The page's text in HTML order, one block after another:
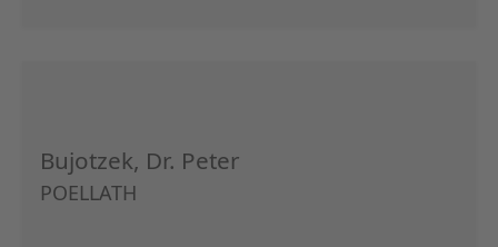
Bujotzek, Dr. Peter
POELLATH